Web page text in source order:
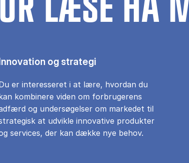
LÆSE HA
og strategi
er interesseret i at lære, hvordan du
kombinere viden om forbrugerens
og undersøgelser om markedet til
at udvikle innovative produkter
services, der kan dække nye behov.